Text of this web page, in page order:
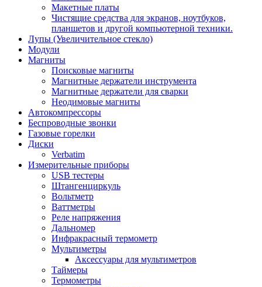
Макетные платы
Чистящие средства для экранов, ноутбуков,
планшетов и другой компьютерной техники.
Лупы (Увеличительное стекло)
Модули
Магниты
Поисковые магниты
Магнитные держатели инструмента
Магнитные держатели для сварки
Неодимовые магниты
Автокомпрессоры
Беспроводные звонки
Газовые горелки
Диски
Verbatim
Измерительные приборы
USB тестеры
Штангенциркуль
Вольтметр
Ваттметры
Реле напряжения
Дальномер
Инфракрасный термометр
Мультиметры
Аксессуары для мультиметров
Таймеры
Термометры